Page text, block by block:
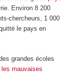
Environ 8 200
chercheurs, 1 000
le pays en
grandes écoles
les mauvaises